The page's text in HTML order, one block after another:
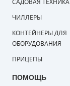
САДОВАЯ ТЕХНИКА
ЧИЛЛЕРЫ
КОНТЕЙНЕРЫ ДЛЯ
ОБОРУДОВАНИЯ
ПРИЦЕПЫ
ПОМОЩЬ